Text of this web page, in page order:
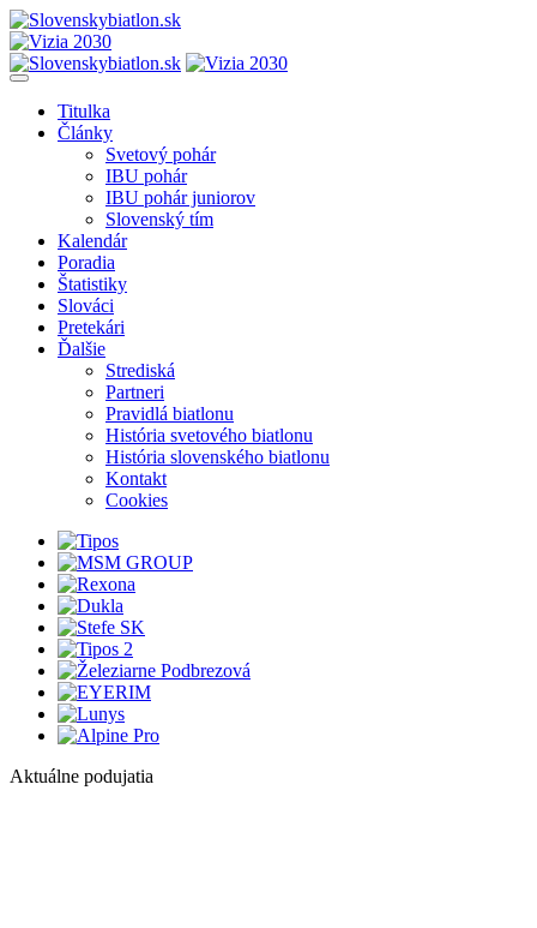
Titulka
Články
Svetový pohár
IBU pohár
IBU pohár juniorov
Slovenský tím
Kalendár
Poradia
Štatistiky
Slováci
Pretekári
Ďalšie
Strediská
Partneri
Pravidlá biatlonu
História svetového biatlonu
História slovenského biatlonu
Kontakt
Cookies
Aktuálne podujatia